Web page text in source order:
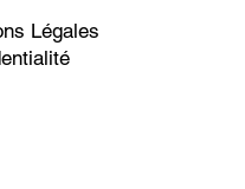
Légales